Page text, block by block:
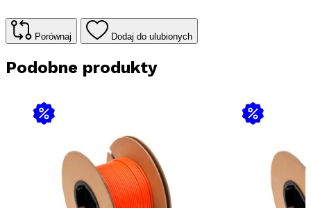
25W/m
(Szpula
250m)
Porównaj Dodaj do ulubionych
Podobne produkty